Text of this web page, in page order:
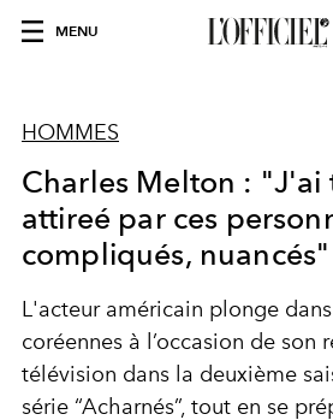
MENU
HOMMES
Charles Melton : "J'ai
attireé par ces
compliqués, nuancés"
L'acteur américain pl onge dans
coréennes à l’occasion de son
télévision dans la deuxième
série “Acharnés”, tout en se